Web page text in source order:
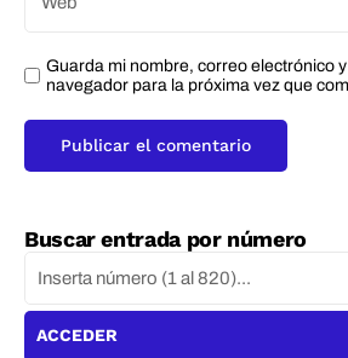
Guarda mi nombre, correo electrónico
navegador para la próxima vez que
Buscar entrada por número
ACCEDER